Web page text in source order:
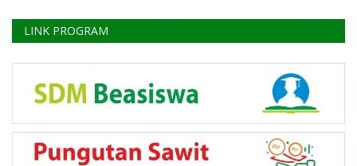
LINK PROGRAM